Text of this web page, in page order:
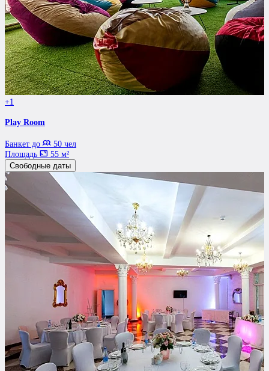
+1
Play Room
Банкет до
50 чел
Площадь
55 м²
Свободные даты